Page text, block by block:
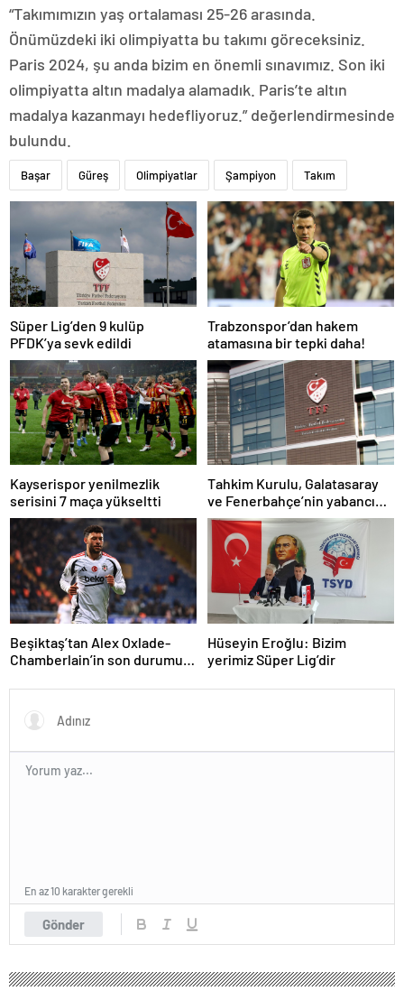
“Takımımızın yaş ortalaması 25-26 arasında.
Önümüzdeki iki olimpiyatta bu takımı göreceksiniz.
Paris 2024, şu anda bizim en önemli sınavımız. Son iki
olimpiyatta altın madalya alamadık. Paris’te altın
madalya kazanmayı hedefliyoruz.” değerlendirmesinde
bulundu.
Başar Güreş Olimpiyatlar Şampiyon Takım
Süper Lig’den 9 kulüp
PFDK’ya sevk edildi
Trabzonspor’dan hakem
atamasına bir tepki daha!
Kayserispor yenilmezlik
serisini 7 maça yükseltti
Tahkim Kurulu, Galatasaray
ve Fenerbahçe’nin yabancı
kuralı itirazını reddetti!
Beşiktaş’tan Alex Oxlade-
Chamberlain’in son durumu
Hüseyin Eroğlu: Bizim
yerimiz Süper Lig’dir
Gönder
En az 10 karakter gerekli